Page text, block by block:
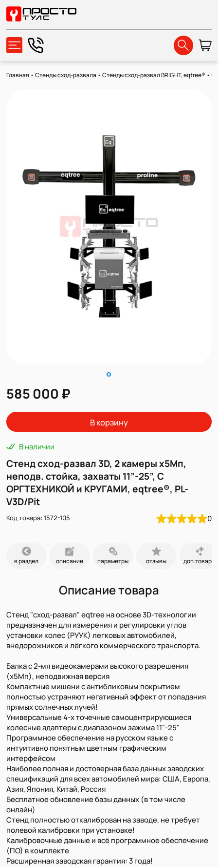
Главная •Стенды сход-развала •Стенды сход-развал BRIGHT, eqtree® •
585 000 ₽
В корзину
В наличии
Cтенд сход-развал 3D, 2 камеры х5Мп,
неподв. стойка, захваты 11”-25”, С
ОРГТЕХНИКОЙ и КРУГАМИ, eqtree®, PL-
V3D/Pit
Код товара: 1572-105 0
в раздел описание параметры отзывы доп.товары
Описание товара
Стенд "сход-развал" eqtree на основе 3D-технологии
предназначен для измерения и регулировки углов
установки колес (РУУК) легковых автомобилей,
внедорожников и лёгкого коммерческого транспорта.
Балка с 2-мя видеокамерами высокого разрешения
(х5Мп), неподвижная версия
Компактные мишени с антибликовым покрытием
полностью устраняют негативный эффект от попадания
прямых солнечных лучей!
Универсальные 4-х точечные самоцентрирующиеся
колесные адаптеры с диапазоном зажима 11"-25"
Программное обеспечение на русском языке с
интуитивно понятным цветным графическим
интерфейсом
Наиболее полная и достоверная база данных заводских
спецификаций для всех автомобилей мира: США, Европа,
Азия, Япония, Китай, Россия
Бесплатное обновление базы данных (в том числе
онлайн)
Стенд полностью откалиброван на заводе, не требует
полевой калибровки при установке!
Калибровочные данные и всё программное обеспечение
(ПО) в комплекте
Расширенная заводская гарантия: 3 года!